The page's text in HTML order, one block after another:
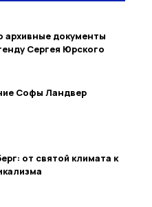
архивные документы
Сергея Юрского
Софы Ландвер
от святой климата к